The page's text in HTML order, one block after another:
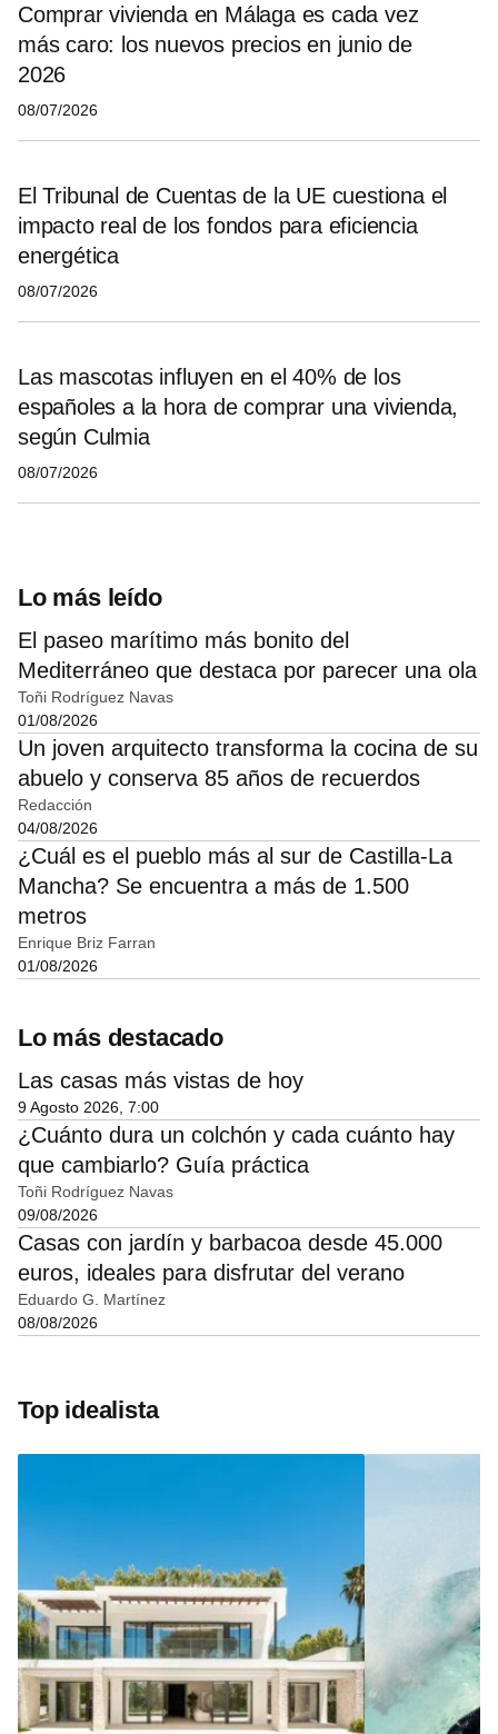
Comprar vivienda en Málaga es cada vez
más caro: los nuevos precios en junio de
2026
08/07/2026
El Tribunal de Cuentas de la UE cuestiona el
impacto real de los fondos para eficiencia
energética
08/07/2026
Las mascotas influyen en el 40% de los
españoles a la hora de comprar una vivienda,
según Culmia
08/07/2026
Lo más leído
El paseo marítimo más bonito del
Mediterráneo que destaca por parecer una ola
Toñi Rodríguez Navas
01/08/2026
Un joven arquitecto transforma la cocina de su
abuelo y conserva 85 años de recuerdos
Redacción
04/08/2026
¿Cuál es el pueblo más al sur de Castilla-La
Mancha? Se encuentra a más de 1.500
metros
Enrique Briz Farran
01/08/2026
Lo más destacado
Las casas más vistas de hoy
9 Agosto 2026, 7:00
¿Cuánto dura un colchón y cada cuánto hay
que cambiarlo? Guía práctica
Toñi Rodríguez Navas
09/08/2026
Casas con jardín y barbacoa desde 45.000
euros, ideales para disfrutar del verano
Eduardo G. Martínez
08/08/2026
Top idealista